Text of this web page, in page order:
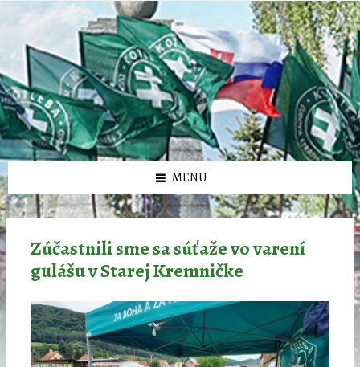
олимп казино
Preskočiť
Preskočiť
panel
Preskočiť
panel
Preskočiť
MENU
Zúčastnili sme sa súťaže vo varení
gulášu v Starej Kremničke